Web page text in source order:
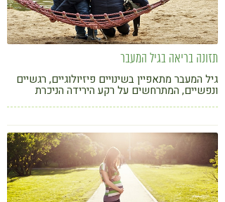
תזונה בריאה בגיל המעבר
גיל המעבר מתאפיין בשינויים פיזיולוגיים, רגשיים
ונפשיים, המתרחשים על רקע הירידה הניכרת